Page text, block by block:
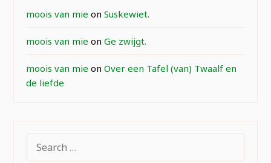
moois van mie onSuskewiet.
moois van mie onGe zwijgt.
moois van mie onOver een Tafel (van) Twaalf en
de liefde
FOR: